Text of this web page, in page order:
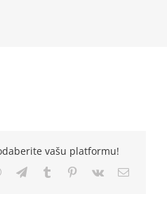
vašu platformu!
WhatsApp
TelegramTumblr Pinterest
Vk Email